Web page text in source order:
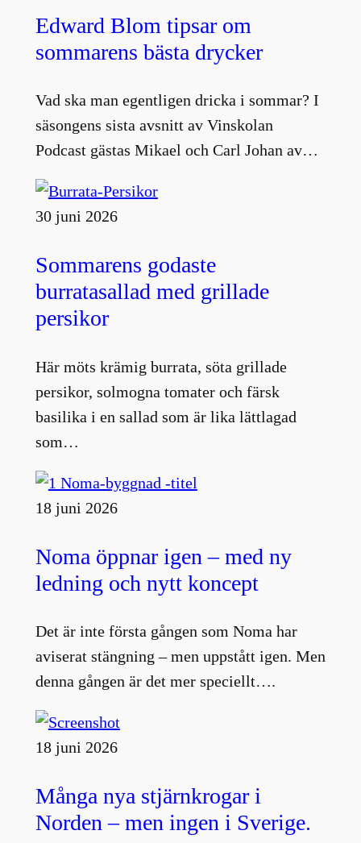
Edward Blom tipsar om
sommarens bästa drycker
Vad ska man egentligen dricka i sommar? I
säsongens sista avsnitt av Vinskolan
Podcast gästas Mikael och Carl Johan av…
30 juni 2026
Sommarens godaste
burratasallad med grillade
persikor
Här möts krämig burrata, söta grillade
persikor, solmogna tomater och färsk
basilika i en sallad som är lika lättlagad
som…
18 juni 2026
Noma öppnar igen – med ny
ledning och nytt koncept
Det är inte första gången som Noma har
aviserat stängning – men uppstått igen. Men
denna gången är det mer speciellt….
18 juni 2026
Många nya stjärnkrogar i
Norden – men ingen i Sverige.